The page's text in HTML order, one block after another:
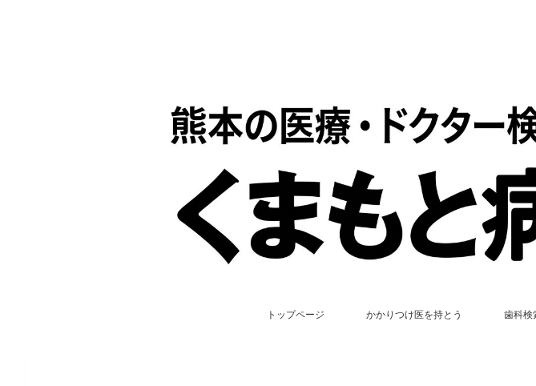
トップページ かかりつけ医を持とう 歯科検